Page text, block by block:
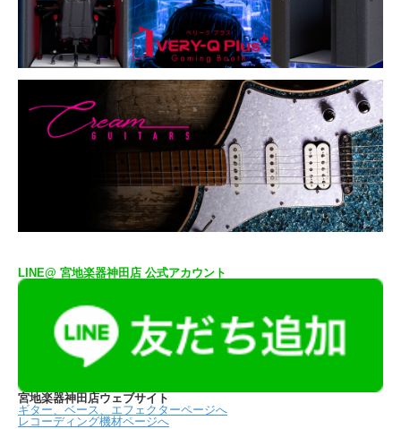
LINE@ 宮地楽器神田店 公式アカウント
宮地楽器神田店ウェブサイト
ギター、ベース、エフェクターページへ
レコーディング機材ページへ